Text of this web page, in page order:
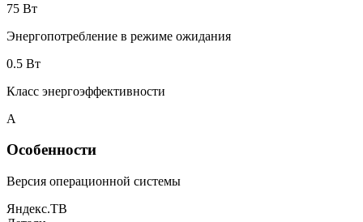
75 Вт
Энергопотребление в режиме ожидания
0.5 Вт
Класс энергоэффективности
A
Особенности
Версия операционной системы
Яндекс.ТВ